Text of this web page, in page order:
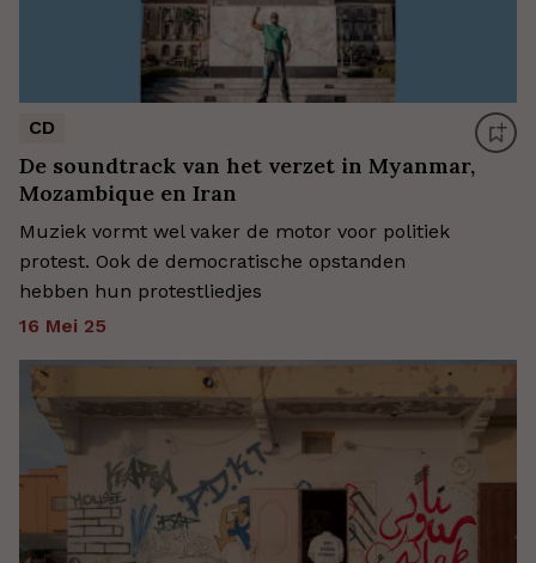
CD
De soundtrack van het verzet in Myanmar,
Mozambique en Iran
Muziek vormt wel vaker de motor voor politiek
protest. Ook de democratische opstanden
hebben hun protestliedjes
16 Mei 25